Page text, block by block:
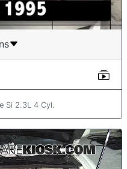
Si 2.3L 4 Cyl.